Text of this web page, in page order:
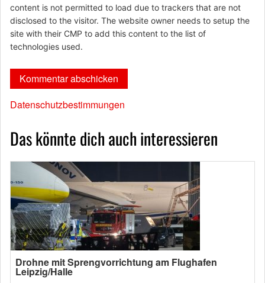
content is not permitted to load due to trackers that are not
disclosed to the visitor. The website owner needs to setup the
site with their CMP to add this content to the list of
technologies used.
Datenschutzbestimmungen
Das könnte dich auch interessieren
Drohne mit Sprengvorrichtung am Flughafen
Leipzig/Halle